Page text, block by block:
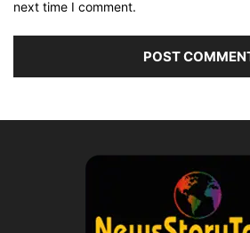
next time I comment.